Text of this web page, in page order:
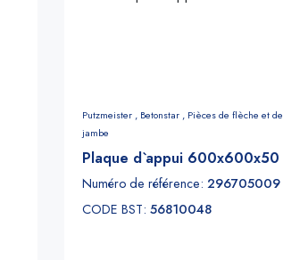
Putzmeister , Betonstar , Pièces de flèche et de
jambe
Plaque d`appui 600x600x50
Numéro de référence: 296705009
CODE BST: 56810048